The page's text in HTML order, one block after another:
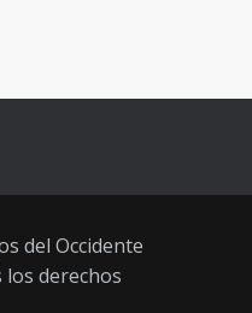
del Occidente
los derechos